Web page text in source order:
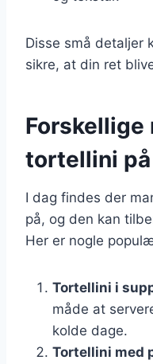
Disse små detaljer
sikre, at din ret
Forskellige
tortellini på
I dag findes der
på, og den kan
Her er nogle
Tortellini i
måde at
kolde dage.
Tortellini med